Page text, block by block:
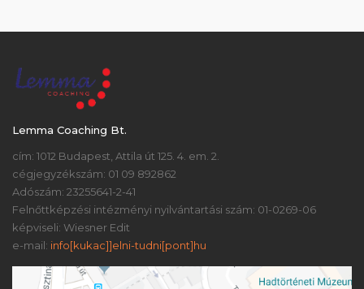
Lemma Coaching Bt.
cím: 1012 Budapest, Attila út 125. 4. em. 2.
cégjegyzékszám: 01 09 892862
Adószám: 23255641-2-41
Felnőttképzési intézményi nyilvántartási szám: 01-0269-06
képviseli: Wiesner Edit
e-mail: info[kukac]]elni-tudni[pont]hu